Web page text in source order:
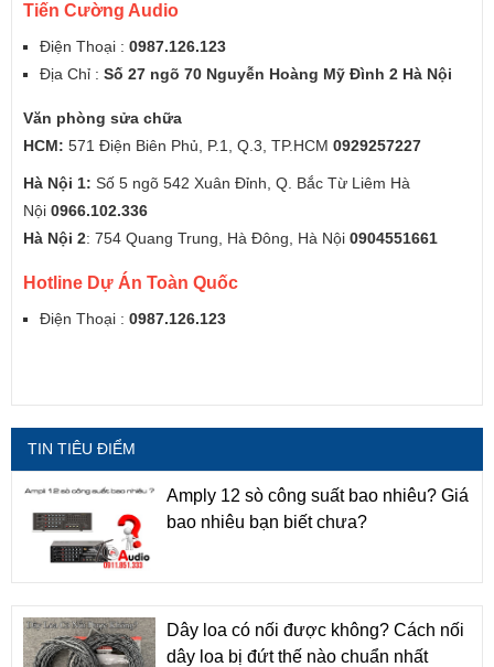
Tiến Cường Audio
Điện Thoại : 0987.126.123
Địa Chỉ : Số 27 ngõ 70 Nguyễn Hoàng Mỹ Đình 2 Hà Nội
Văn phòng sửa chữa
HCM: 571 Điện Biên Phủ, P.1, Q.3, TP.HCM 0929257227
Hà Nội 1: Số 5 ngõ 542 Xuân Đỉnh, Q. Bắc Từ Liêm Hà
Nội 0966.102.336
Hà Nội 2: 754 Quang Trung, Hà Đông, Hà Nội 0904551661
Hotline Dự Án Toàn Quốc
Điện Thoại : 0987.126.123
TIN TIÊU ĐIỂM
Amply 12 sò công suất bao nhiêu? Giá
bao nhiêu bạn biết chưa?
Dây loa có nối được không? Cách nối
dây loa bị đứt thế nào chuẩn nhất